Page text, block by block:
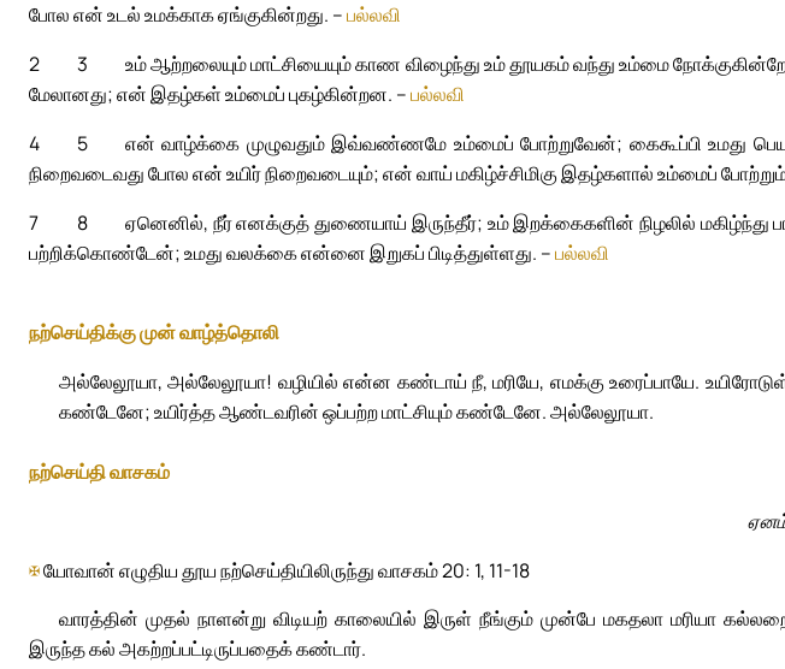
போல என் உடல் உமக்காக ஏங்குகின்றது. –பல்லவி
2
உம் ஆற்றலையும் மாட்சியையும் காண விழைந்து உம் தூயகம் வந்து உம்மை
3
மேலானது; என் இதழ்கள் உம்மைப் புகழ்கின்றன. –பல்லவி
4
என் வாழ்க்கை முழுவதும் இவ்வண்ணமே உம்மைப் போற்றுவேன்; கைகூப்பி உமது
5
நிறைவடைவது போல என் உயிர் நிறைவடையும்; என் வாய் மகிழ்ச்சிமிகு இதழ்களால் உம்மைப்
7
ஏனெனில், நீர் எனக்குத் துணையாய் இருந்தீர்; உம் இறக்கைகளின் நிழலில் மகிழ்ந்து
8
பற்றிக்கொண்டேன்; உமது வலக்கை என்னை இறுகப் பிடித்துள்ளது. –பல்லவி
நற்செய்திக்கு முன் வாழ்த்தொலி
அல்லேலூயா, அல்லேலூயா! வழியில் என்ன கண்டாய் நீ, மரியே, எமக்கு உரைப்பாயே.
கண்டேனே; உயிர்த்த ஆண்டவரின் ஒப்பற்ற மாட்சியும் கண்டேனே. அல்லேலூயா.
நற்செய்தி வாசகம்
✠யோவான் எழுதிய தூய நற்செய்தியிலிருந்து வாசகம் 20: 1, 11-18
வாரத்தின் முதல் நாளன்று விடியற் காலையில் இருள் நீங்கும் முன்பே மகதலா மரியா
இருந்த கல் அகற்றப்பட்டிருப்பதைக் கண்டார்.